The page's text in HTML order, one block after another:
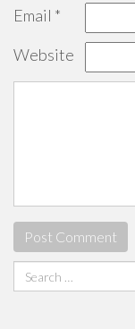
Email *
Website
Search
for: